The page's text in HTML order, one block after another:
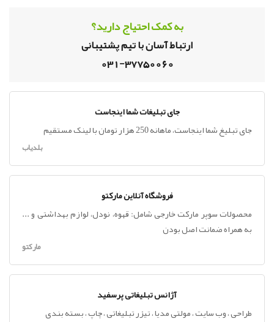
به کمک احتیاج دارید؟
ارتباط آسان با تیم پشتیبانی
031-37750060
جای تبلیغات شما اینجاست
جای تبلیغ شما اینجاست، ماهانه 250 هزار تومان با لینک مستقیم
بلدیاب
فروشگاه آنلاین مارکتو
محصولات سوپر مارکت خارجی شامل: قهوه، نودل، لوازم بهداشتی و ...
به همراه ضمانت اصل بودن
مارکتو
آژانس تبلیغاتی پرسفید
طراحی ، وب سایت ، مولتی مدیا ، تیزر تبلیغاتی ، چاپ ، بسته بندی